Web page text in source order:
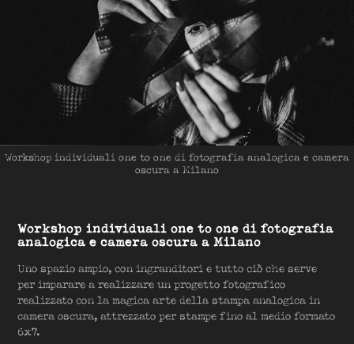
Workshop individuali one to one di fotografia analogica e camera
oscura a Milano
Workshop individuali one to one di fotografia
analogica e camera oscura a Milano
Uno spazio ampio, con ingranditori e tutto ciò che serve
per imparare a realizzare un progetto fotografico
realizzato con la magica arte della stampa analogica in
camera oscura, attrezzato per stampe fino al medio formato
6x7.